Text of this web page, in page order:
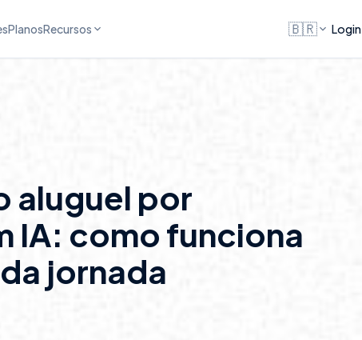
PlanosRecursos 🇧🇷 Login
aluguel por
IA: como funciona
jornada